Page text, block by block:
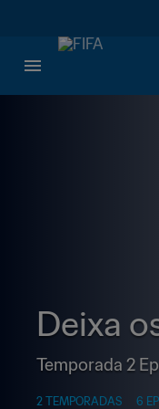
Deixa
Temporada 2
2 TEMPORADAS 6